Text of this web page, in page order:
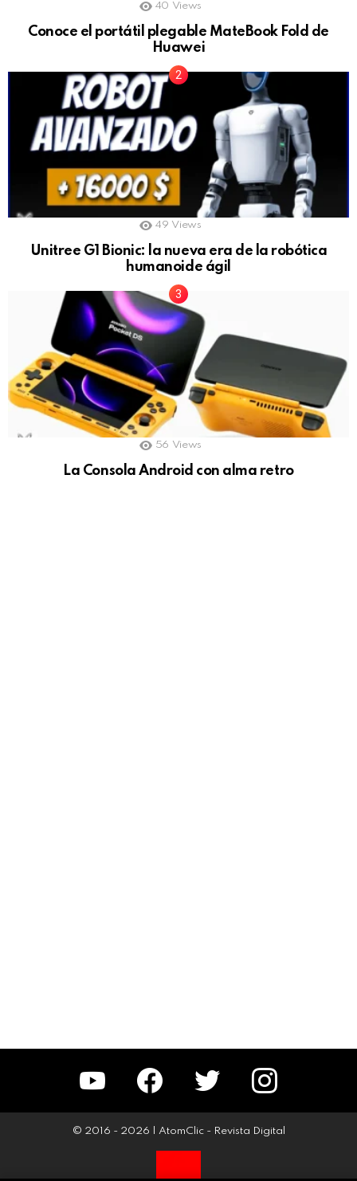
40 Views
Conoce el portátil plegable MateBook Fold de
Huawei
49 Views
Unitree G1 Bionic: la nueva era de la robótica
humanoide ágil
56 Views
La Consola Android con alma retro
YouTube Facebook Twitter Instagram
© 2016 - 2026 | AtomClic - Revista Digital